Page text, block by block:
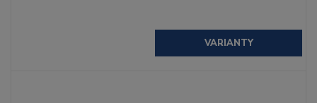
VARIANTY